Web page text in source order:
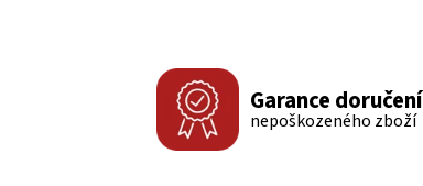
Garance doručení
nepoškozeného zboží